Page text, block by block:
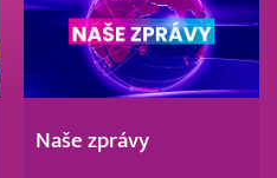
Naše zprávy